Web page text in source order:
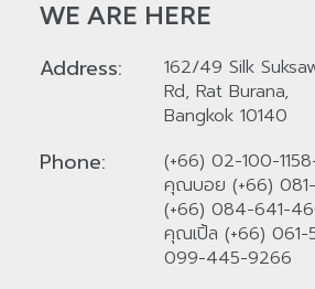
WE ARE HERE
Address:
162/49 Silk
Rd, Rat Burana,
Bangkok 10140
Phone:
(+66) 02-100-
คุณบอย (+66)
(+66) 084-641-
คุณเปิ้ล (+66) 061-
099-445-9266